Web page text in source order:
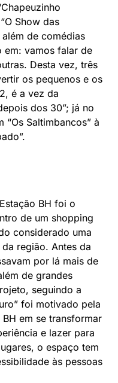
Show das
além de comédias
em: vamos falar de
Desta vez, três
os pequenos e os
é a vez da
dos 30”; já no
“Os Saltimbancos” à
BH foi o
de um shopping
considerado uma
região. Antes da
por lá mais de
de grandes
seguindo a
foi motivado pela
em se transformar
e lazer para
o espaço tem
às pessoas